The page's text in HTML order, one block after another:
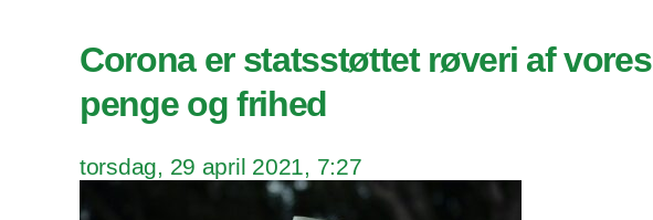
Corona er statsstøttet røveri af vores
penge og frihed
torsdag, 29 april 2021, 7:27